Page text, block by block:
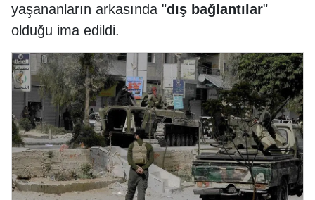
yaşananların arkasında "dış bağlantılar"
olduğu ima edildi.